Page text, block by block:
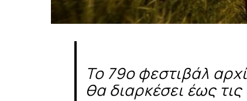
Το 79ο φεστιβάλ
θα διαρκέσει έως